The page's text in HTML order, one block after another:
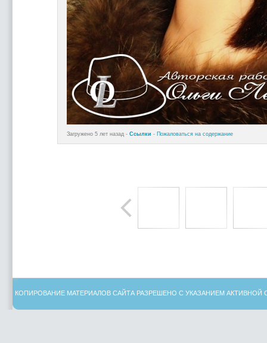
Загружено 5 лет назад - Ссылки - Пожаловаться на содержание
КОПИРОВАНИЕ МАТЕРИАЛОВ САЙТА РАЗРЕШЕНО С УКАЗАНИЕМ АКТИВНОЙ